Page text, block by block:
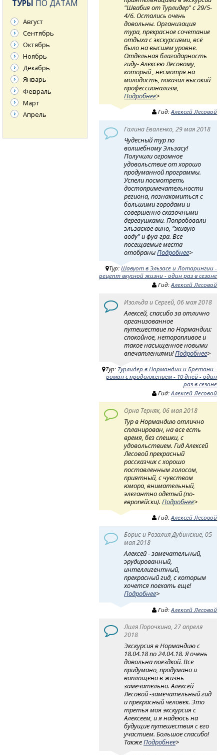
"Швабия от Турлидер" с 29/5-
4/6. Остались очень
довольны. Организация
тура, прекрасное сочетание
отдыха с экскурсиями, всё
было на высшем уровне.
Отдельная благодарность
гиду- Алексею Лесовому,
который , несмотря на
молодость, показал высокий
профессионализм,
Подробнее>
Гид:Алексей Лесовой
Галина Еваленко, 29 мая 2018
Чудесный тур по
волшебному Эльзасу!
Получили огромное
удовольствие от хорошо
продуманной программы.
Успели посмотреть
достопримечательности
региона, познакомиться с
большими городами и
совершенно сказочными
деревушками. Попробовали
эльзаское вино, "живую
воду" и фуа-гра. Все
посещаемые места
отобраныПодробнее>
Тур:Шавуот в Эльзасе и Лотарингии -
рецепт вкусной жизни - один раз в сезоне
Гид:Алексей Лесовой
Изольда и Сергей, 06 мая 2018
Алексей, спасибо за отлично
организованное
путешествие по Нормандии:
спокойное, неторопливое и
такое насыщенное новыми
впечатлениями!Подробнее>
Тур: Турлидер в Нормандии и Бретани -
роман с продолжением - 10 дней - один
раз в сезоне
Гид:Алексей Лесовой
Орна Терняк, 06 мая 2018
Тур в Нормандию отлично
спланирован, на все есть
время, без спешки, с
удовольствием. Гид Алексей
Лесовой прекрасный
рассказчик с хорошо
поставленным голосом,
приятный, с чувством
юмора, внимательный,
элегантно одетый (по-
европейски).Подробнее>
Гид:Алексей Лесовой
Борис и Розалия Дубинские, 05
мая 2018
Алексей - замечательный,
эрудированный,
интеллигентный,
прекрасный гид, с которым
хочется поехать еще!
Подробнее>
Гид:Алексей Лесовой
Лиля Порочкина, 27 апреля
2018
Экскурсия в Нормандию с
18.04.18 по 24.04.18. Я очень
довольна поездкой. Все
придумано, продумано и
воплощено в жизнь
замечательно. Алексей
Лесовой -замечательный гид
и прекрасный человек. Это
третья моя экскурсия с
Алексеем, и я надеюсь на
будущие путешествия с его
участием. Большое спасибо!
ТакжеПодробнее>
ТУРЫ ПО ДАТАМ
Август
Сентябрь
Октябрь
Ноябрь
Декабрь
Январь
Февраль
Март
Апрель